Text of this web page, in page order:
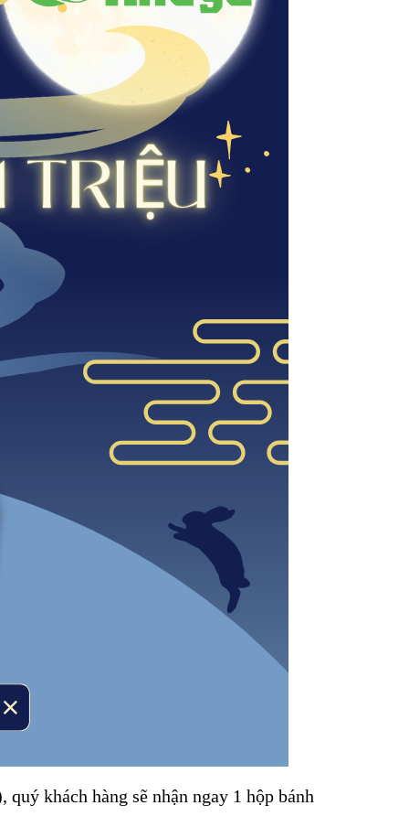
khách hàng sẽ nhận ngay 1 hộp bánh